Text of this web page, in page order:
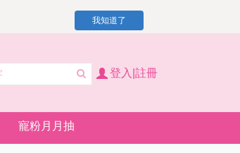
我知道了
登入|註冊
寵粉月月抽